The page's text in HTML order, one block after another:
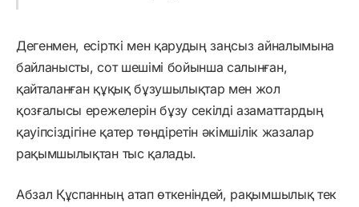
Дегенмен, есірткі мен қарудың заңсыз айналымына
байланысты, сот шешімі бойынша салынған,
қайталанған құқық бұзушылықтар мен жол
қозғалысы ережелерін бұзу секілді азаматтардың
қауіпсіздігіне қатер төндіретін әкімшілік жазалар
рақымшылықтан тыс қалады.
Абзал Құспанның атап өткеніндей, рақымшылық тек